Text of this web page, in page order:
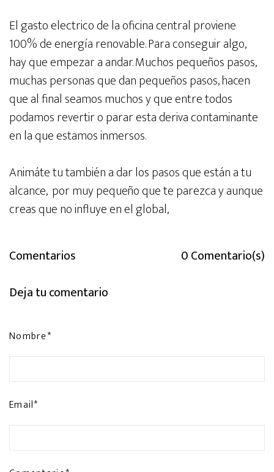
El gasto electrico de la oficina central proviene
100% de energía renovable. Para conseguir algo,
hay que empezar a andar. Muchos pequeños pasos,
muchas personas que dan pequeños pasos, hacen
que al final seamos muchos y que entre todos
podamos revertir o parar esta deriva contaminante
en la que estamos inmersos.
Animáte tu también a dar los pasos que están a tu
alcance, por muy pequeño que te parezca y aunque
creas que no influye en el global,
Comentarios
0 Comentario(s)
Deja tu comentario
Nombre*
Email*